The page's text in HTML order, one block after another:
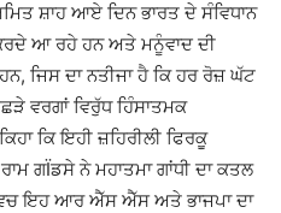
ਸ਼ਾਹ ਆਏ ਦਿਨ ਭਾਰਤ ਦੇ ਸੰਵਿਧਾਨ
ਆ ਰਹੇ ਹਨ ਅਤੇ ਮਨੂੰਵਾਦ ਦੀ
ਜਿਸ ਦਾ ਨਤੀਜਾ ਹੈ ਕਿ ਹਰ ਰੋਜ਼ ਘੱਟ
ਵਰਗਾਂ ਵਿਰੁੱਧ ਹਿੰਸਾਤਮਕ
ਕਿ ਇਹੀ ਜ਼ਹਿਰੀਲੀ ਫਿਰਕੂ
ਗÏਡਸੇ ਨੇ ਮਹਾਤਮਾ ਗਾਂਧੀ ਦਾ ਕਤਲ
ਇਹ ਆਰ ਐੱਸ ਐੱਸ ਅਤੇ ਭਾਜਪਾ ਦਾ